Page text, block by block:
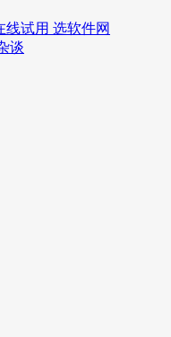
线试用 选软件网
谈